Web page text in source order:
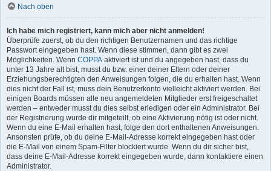
Nach oben
Ich habe mich registriert, kann mich aber nicht anmelden!
Überprüfe zuerst, ob du den richtigen Benutzernamen und das richtige
Passwort eingegeben hast. Wenn diese stimmen, dann gibt es zwei
Möglichkeiten. Wenn COPPA aktiviert ist und du angegeben hast, dass du
unter 13 Jahre alt bist, musst du bzw. einer deiner Eltern oder deiner
Erziehungsberechtigten den Anweisungen folgen, die du erhalten hast. Wenn
dies nicht der Fall ist, muss dein Benutzerkonto vielleicht aktiviert werden. Bei
einigen Boards müssen alle neu angemeldeten Mitglieder erst freigeschaltet
werden – entweder musst du dies selbst erledigen oder ein Administrator. Bei
der Registrierung wurde dir mitgeteilt, ob eine Aktivierung nötig ist oder nicht.
Wenn du eine E-Mail erhalten hast, folge den dort enthaltenen Anweisungen.
Ansonsten prüfe, ob du deine E-Mail-Adresse korrekt eingegeben hast oder
die E-Mail von einem Spam-Filter blockiert wurde. Wenn du dir sicher bist,
dass deine E-Mail-Adresse korrekt eingegeben wurde, dann kontaktiere einen
Administrator.